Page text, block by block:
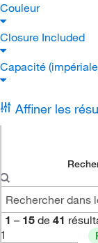
Couleur
Closure Included
Capacité
Affiner les
1 – 15 de 41
1